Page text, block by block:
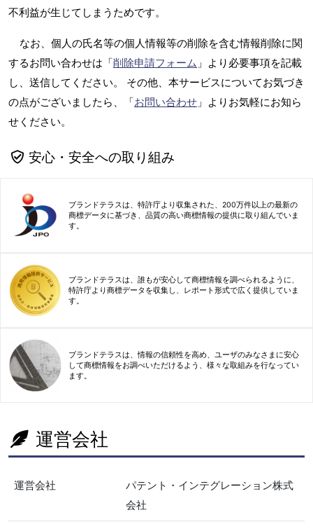
不利益が生じてしまうためです。
なお、個人の氏名等の個人情報等の削除を含む情報削除に関
するお問い合わせは「削除申請フォーム 」より必要事項を記載
し、送信してください。 その他、本サービスについてお気づき
の点がございましたら、「お問い合わせ 」よりお気軽にお知ら
せください。
安心・安全への取り組み
ブランドテラスは、特許庁より収集された、200万件以上の最新の
商標データに基づき、品質の高い商標情報の提供に取り組んでいま
す。
ブランドテラスは、誰もが安心して商標情報を調べられるように、
特許庁より商標データを収集し、レポート形式で広く提供していま
す。
ブランドテラスは、情報の信頼性を高め、ユーザのみなさまに安心
して商標情報をお調べいただけるよう、様々な取組みを行なってい
ます。
運営会社
運営会社
パテント・インテグレーション株式
会社